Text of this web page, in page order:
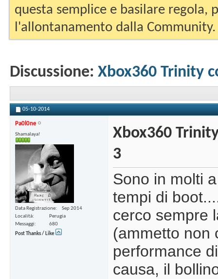
questa semplice e basilare regola,
l'allontanamento dalla Community.
Discussione: Xbox360 Trinity
05-10-2014
Pa0l0ne
Shamalaya!
Data Registrazione
Sep 2014
Località
Perugia
Messaggi
680
Post Thanks / Like
Xbox360
3
Sono in molti
tempi di
cerco sempre
(ammetto non
performance
causa, il